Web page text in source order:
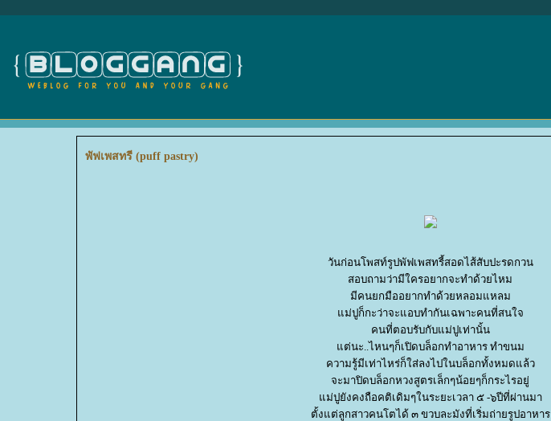
พัฟเพสทรี (puff pastry)
วันก่อนโพสท์รูปพัฟเพสทรี้สอดไส้สับปะรดกวน
สอบถามว่ามีใครอยากจะทำด้วยไหม
มีคนยกมืออยากทำด้วยหลอมแหลม
ม่ปูก็กะว่าจะแอบทำกันเฉพาะคนที่สนใจ
คนที่ตอบรับกับแม่ปูเท่านั้น
ต่นะ..ไหนๆก็เปิดบล็อกทำอาหาร ทำขนม
ความรู้มีเท่าไหร่ก็ใส่ลงไปในบล็อกทั้งหมดแล้ว
จะมาปิดบล็อกหวงสูตรเล็กๆน้อยๆก็กระไรอยู่
ม่ปูยังคงถือคติเดิมๆในระยะเวลา ๕ -๖ปีที่ผ่านมา
ตั้งแต่ลูกสาวคนโตได้ ๓ ขวบละมังที่เริ่มถ่ายรูปอาหาร